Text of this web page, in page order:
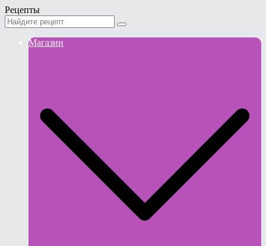
Рецепты
Магазин